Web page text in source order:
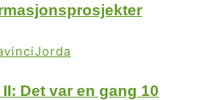
Det var en gang 10